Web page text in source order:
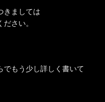
きましては
さい。
でもう少し詳しく書いて